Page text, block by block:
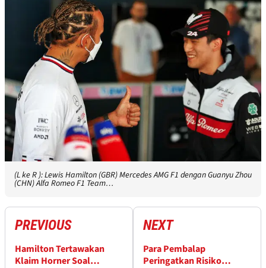
(L ke R ): Lewis Hamilton (GBR) Mercedes AMG F1 dengan Guanyu Zhou
(CHN) Alfa Romeo F1 Team…
PREVIOUS
Hamilton Tertawakan
Klaim Horner Soal
NEXT
Para Pembalap
Peringatkan Risiko